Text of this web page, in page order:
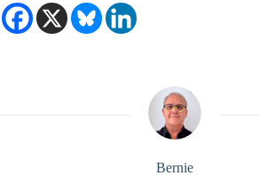
Bernie